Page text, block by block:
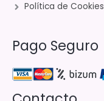
Política de Cookies
Pago Seguro